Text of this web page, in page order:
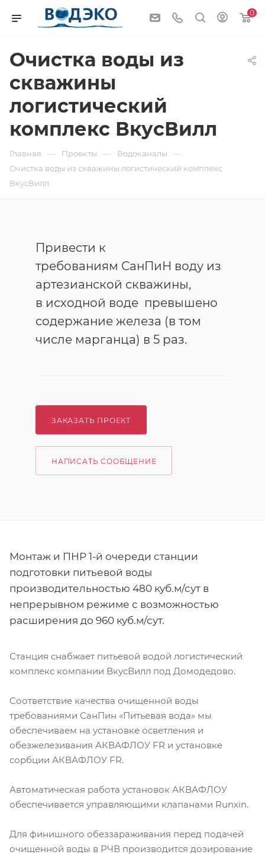
0
Очистка воды из
скважины
логистический
комплекс ВкусВилл
Главная — Проекты — Водоканалы —
Очистка воды из скважины логистический комплекс
ВкусВилл
Привести к
требованиям СанПиН воду из
артезианской скважины,
в исходной воде превышено
содержание железа (в том
числе марганца) в 5 раз.
ЗАКАЗАТЬ ПРОЕКТ
НАПИСАТЬ СООБЩЕНИЕ
Монтаж и ПНР 1-й очереди станции
подготовки питьевой воды
производительностью 480 куб.м/сут в
непрерывном режиме с возможностью
расширения до 960 куб.м/сут.
Станция снабжает питьевой водой логистический
комплекс компании ВкусВилл под Домодедово.
Cоответствие качества очищенной воды
требованиями СанПин «Питьевая вода» мы
обеспечиваем на установке осветления и
обезжелезивания АКВАФЛОУ FR и установке
сорбции АКВАФЛОУ FR.
Автоматическая работа установок АКВАФЛОУ
обеспечивается управляющими клапанами Runxin.
Для финишного обеззараживания перед подачей
очищенной воды в РЧВ производится дозирование